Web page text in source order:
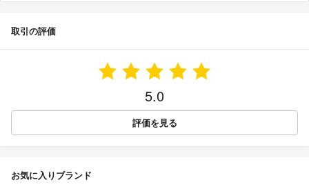
取引の評価
5.0
評価を見る
お気に入りブランド